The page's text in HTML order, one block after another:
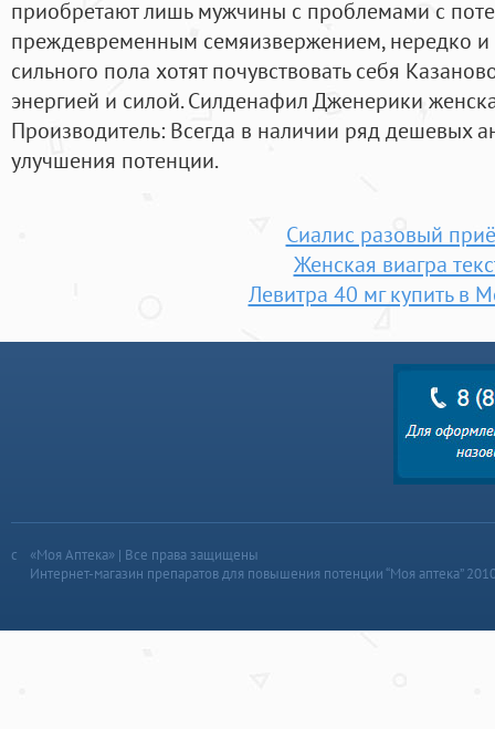
приобретают лишь мужчины с проблемами с
преждевременным семяизвержением, нередко и
сильного пола хотят почувствовать себя
энергией и силой. Силденафил Дженерики
Производитель: Всегда в наличии ряд дешевых
улучшения потенции.
Сиалис разовый
Женская виагра
Левитра 40 мг купить в
«Моя Аптека» | Все права защищены
Интернет-магазин препаратов для повышения потенции “Моя аптека”